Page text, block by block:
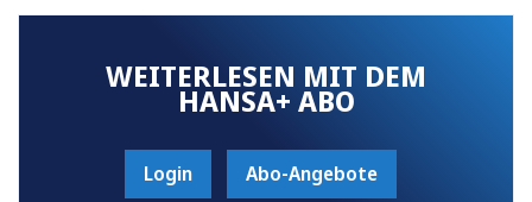
WEITERLESEN MIT DEM
HANSA+ ABO
Login Abo-Angebote